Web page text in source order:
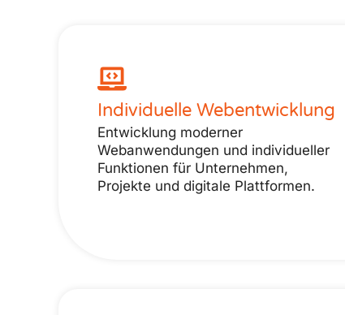
Individuelle Webentwicklung
Entwicklung moderner
Webanwendungen und individueller
Funktionen für Unternehmen,
Projekte und digitale Plattformen.